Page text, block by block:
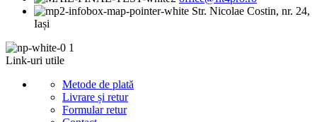
Str. Nicolae Costin, nr. 24,
Iași
Link-uri utile
Metode de plată
Livrare și retur
Formular retur